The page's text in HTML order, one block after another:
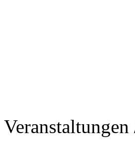
Veranstaltungen